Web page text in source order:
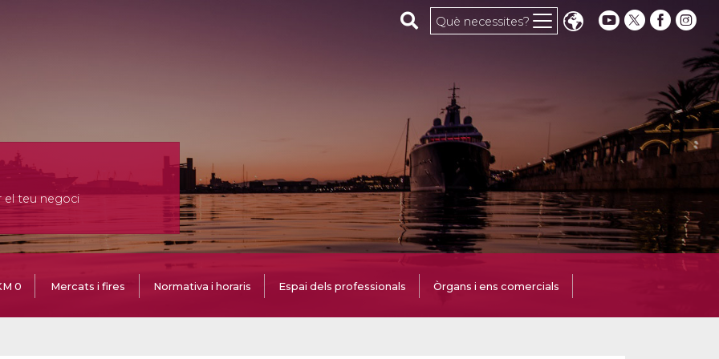
Cerca al web
Què necessites?
el teu negoci
0 Mercats i fires Normativa i horaris Espai dels professionals Òrgans i ens comercials